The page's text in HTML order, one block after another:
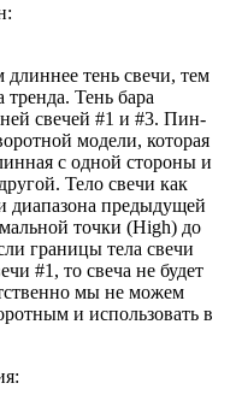
тень свечи, тем
тренда. Тень бара
свечей #1 и #3. Пин-
модели, которая
с одной стороны и
Тело свечи как
диапазона предыдущей
точки (High) до
границы тела свечи
#1, то свеча не будет
мы не можем
и использовать в